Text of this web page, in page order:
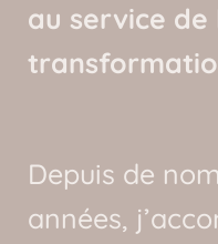
au service de
Depuis de
années,